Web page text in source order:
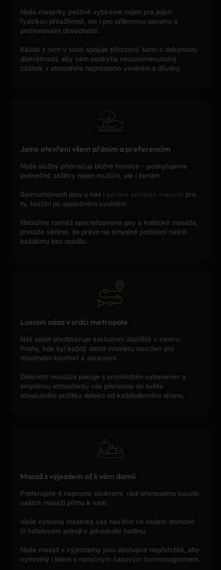
Naše masérky pečlivě vybíráme nejen pro jejich
fyzickou přitažlivost, ale i pro příjemnou povahu a
profesionální dovednosti.
Každá z nich v sobě spojuje přirozený šarm s dokonalou
diskrétností, aby vám poskytla nezapomenutelný
zážitek v atmosféře naprostého uvolnění a důvěry.
Jsme otevřeni všem přáním a preferencím
Naše služby překračují běžné hranice – poskytujeme
jedinečné zážitky nejen mužům, ale i ženám.
Samozřejmostí jsou u nás i párové erotické masáže pro
ty, toužící po společném uvolnění.
Nabízíme rovněž specializované gay a lesbické masáže,
protože věříme, že právo na smyslné potěšení náleží
každému bez rozdílu.
Luxusní oáza v srdci metropole
Náš salon představuje exkluzivní útočiště v centru
Prahy, kde byl každý detail interiéru navržen pro
maximální komfort a soukromí.
Diskrétní masážní pokoje s prvotřídním vybavením a
smyslnou atmosférou vás přenesou do světa
absolutního požitku daleko od každodenního shonu.
Masáž s výjezdem až k vám domů
Preferujete-li naprosté soukromí, rádi přeneseme kouzlo
našich masáží přímo k vám.
Vaše vybraná masérka vás navštíví ve vašem domově
či hotelovém pokoji v jakoukoliv hodinu.
Naše masáž s výjezdemy jsou dostupné nepřetržitě, aby
vyhověly i lidem s náročným časovým harmonogramem.